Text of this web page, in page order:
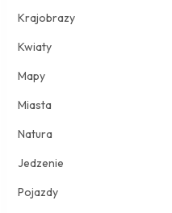
Krajobrazy
Kwiaty
Mapy
Miasta
Natura
Jedzenie
Pojazdy